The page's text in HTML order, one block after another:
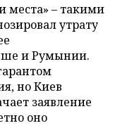
места» – такими
утрату
и Румынии.
но Киев
заявление
оно